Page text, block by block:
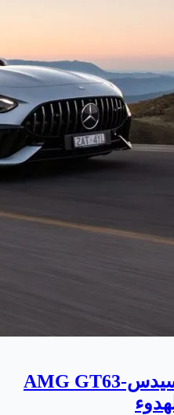
تم اختبارها: سيارة مرسيدس-AMG GT63